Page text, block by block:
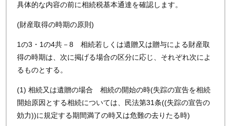
具体的な内容の前に相続税基本通達を確認します。
(財産取得の時期の原則)
1の3・1の4共－8 相続若しくは遺贈又は贈与による財産取
得の時期は、次に掲げる場合の区分に応じ、それぞれ次によ
るものとする。
(1) 相続又は遺贈の場合 相続の開始の時(失踪の宣告を相続
開始原因とする相続については、民法第31条((失踪の宣告の
効力))に規定する期間満了の時又は危難の去りたる時)